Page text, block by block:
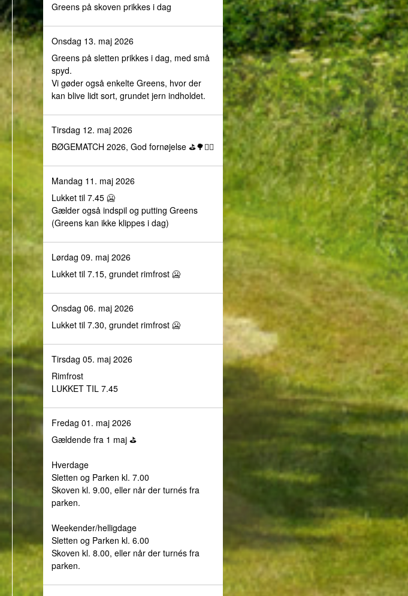
Greens på skoven prikkes i dag
Onsdag 13. maj 2026
Greens på sletten prikkes i dag, med små
spyd.
Vi gøder også enkelte Greens, hvor der
kan blive lidt sort, grundet jern indholdet.
Tirsdag 12. maj 2026
BØGEMATCH 2026, God fornøjelse ⛳️🌳🏌️‍♀️
Mandag 11. maj 2026
Lukket til 7.45 🥶
Gælder også indspil og putting Greens
(Greens kan ikke klippes i dag)
Lørdag 09. maj 2026
Lukket til 7.15, grundet rimfrost 🥶
Onsdag 06. maj 2026
Lukket til 7.30, grundet rimfrost 🥶
Tirsdag 05. maj 2026
Rimfrost
LUKKET TIL 7.45
Fredag 01. maj 2026
Gældende fra 1 maj ⛳️
Hverdage
Sletten og Parken kl. 7.00
Skoven kl. 9.00, eller når der turnés fra
parken.
Weekender/helligdage
Sletten og Parken kl. 6.00
Skoven kl. 8.00, eller når der turnés fra
parken.